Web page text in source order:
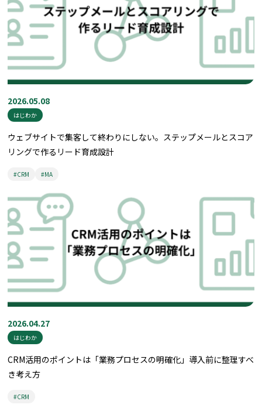
2026.05.08
はじわか
ウェブサイトで集客して終わりにしない。ステップメールとスコア
リングで作るリード育成設計
#CRM #MA
2026.04.27
はじわか
CRM活用のポイントは「業務プロセスの明確化」導入前に整理すべ
き考え方
#CRM